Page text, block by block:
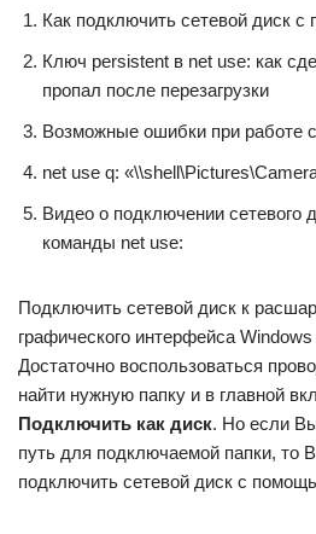
Как подключить сетевой диск
Ключ persistent в net use: как
пропал после перезагрузки
Возможные ошибки при работе
net use q:
Видео о подключении сетевого
команды net use:
Подключить сетевой диск к
графического интерфейса
Достаточно воспользоваться
найти нужную папку и в главной
Подключить как диск. Но если
путь для подключаемой папки, то
подключить сетевой диск с